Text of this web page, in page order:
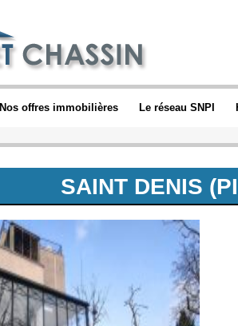
Nos offres immobilières Le réseau SNPI
SAINT DENIS